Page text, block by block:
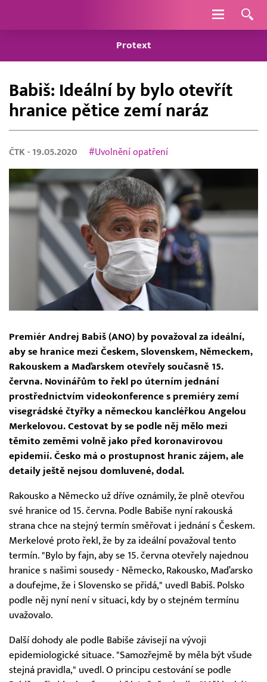
Navigace
Protext
Babiš: Ideální by bylo otevřít
hranice pětice zemí naráz
ČTK - 19.05.2020 #Uvolnění opatření
Premiér Andrej Babiš (ANO) by považoval za ideální,
aby se hranice mezi Českem, Slovenskem, Německem,
Rakouskem a Maďarskem otevřely současně 15.
června. Novinářům to řekl po úterním jednání
prostřednictvím videokonference s premiéry zemí
visegrádské čtyřky a německou kancléřkou Angelou
Merkelovou. Cestovat by se podle něj mělo mezi
těmito zeměmi volně jako před koronavirovou
epidemií. Česko má o prostupnost hranic zájem, ale
detaily ještě nejsou domluvené, dodal.
Rakousko a Německo už dříve oznámily, že plně otevřou
své hranice od 15. června. Podle Babiše nyní rakouská
strana chce na stejný termín směřovat i jednání s Českem.
Merkelové proto řekl, že by za ideální považoval tento
termín. "Bylo by fajn, aby se 15. června otevřely najednou
hranice s našimi sousedy - Německo, Rakousko, Maďarsko
a doufejme, že i Slovensko se přidá," uvedl Babiš. Polsko
podle něj nyní není v situaci, kdy by o stejném termínu
uvažovalo.
Další dohody ale podle Babiše závisejí na vývoji
epidemiologické situace. "Samozřejmě by měla být všude
stejná pravidla," uvedl. O principu cestování se podle